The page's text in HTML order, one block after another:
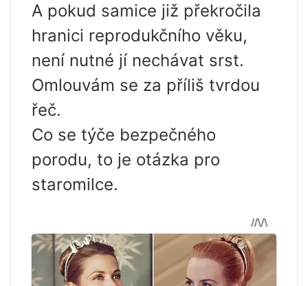
A pokud samice již překročila
hranici reprodukčního věku,
není nutné jí nechávat srst.
Omlouvám se za příliš tvrdou
řeč.
Co se týče bezpečného
porodu, to je otázka pro
staromilce.